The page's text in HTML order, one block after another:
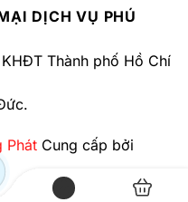
DỊCH VỤ PHÚ
Thành phố Hồ Chí
Phát Cung cấp bởi